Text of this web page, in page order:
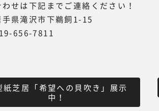
せは下記までご連絡ください！
県滝沢市下鵜飼1-15
656-7811
紙芝居「希望への貝吹き」展示
中！